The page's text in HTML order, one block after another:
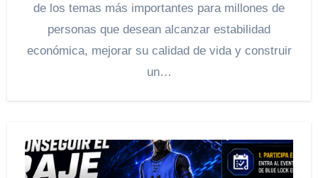
de los temas más importantes para millones de
personas que desean alcanzar estabilidad
económica, mejorar su calidad de vida y construir
un…